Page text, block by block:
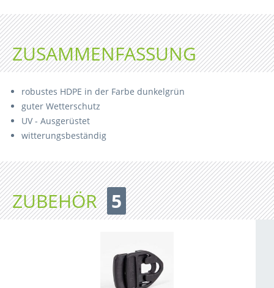
ZUSAMMENFASSUNG
robustes HDPE in der Farbe dunkelgrün
guter Wetterschutz
UV - Ausgerüstet
witterungsbeständig
ZUBEHÖR 5